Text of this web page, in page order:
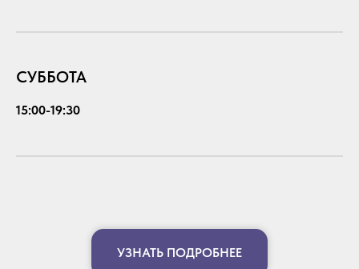
СУББОТА
15:00-19:30
УЗНАТЬ ПОДРОБНЕЕ